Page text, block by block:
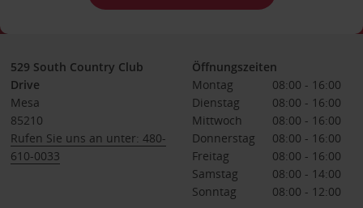
529 South Country Club
Drive
Mesa
85210
Rufen Sie uns an unter: 480-
610-0033
Öffnungszeiten
Montag
08:00 - 16:00
Dienstag
08:00 - 16:00
Mittwoch
08:00 - 16:00
Donnerstag
08:00 - 16:00
Freitag
08:00 - 16:00
Samstag
08:00 - 14:00
Sonntag
08:00 - 12:00